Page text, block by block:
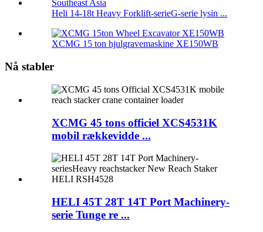
Heli 14-18t Heavy Forklift-serieG-serie lysin ...
XCMG 15 ton hjulgravemaskine XE150WB
Nå stabler
XCMG 45 tons officiel XCS4531K
mobil rækkevidde ...
HELI 45T 28T 14T Port Machinery-
serie Tunge re ...